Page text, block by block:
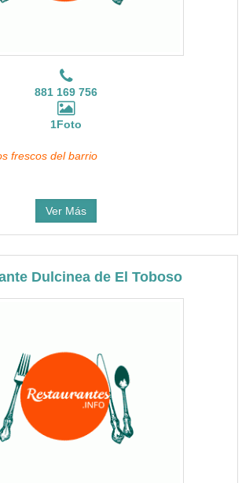
881 169 756
1Foto
frescos del barrio
Ver Más
Dulcinea de El Toboso